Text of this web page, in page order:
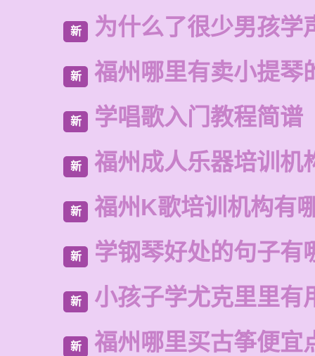
新 为什么了很少男孩学
新 福州哪里有卖小提琴
新 学唱歌入门教程简谱
新 福州成人乐器培训机
新 福州K歌培训机构有
新 学钢琴好处的句子有
新 小孩子学尤克里里有
新 福州哪里买古筝便宜